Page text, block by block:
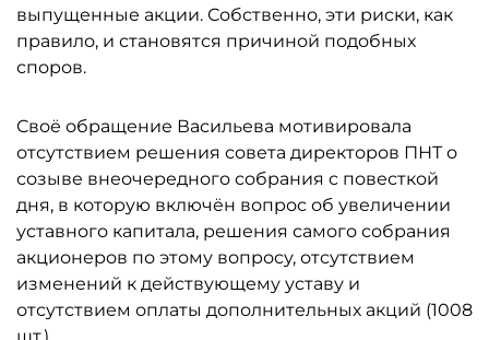
выпущенные акции. Собственно, эти риски, как
правило, и становятся причиной подобных
споров.
Своё обращение Васильева мотивировала
отсутствием решения совета директоров ПНТ о
созыве внеочередного собрания с повесткой
дня, в которую включён вопрос об увеличении
уставного капитала, решения самого собрания
акционеров по этому вопросу, отсутствием
изменений к действующему уставу и
отсутствием оплаты дополнительных акций (1008